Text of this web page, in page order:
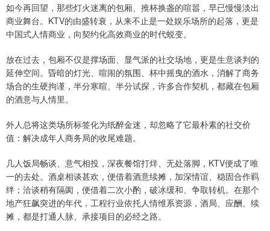
如今再回望，那些灯火迷离的包厢、推杯换盏的喧嚣，早已慢慢淡出
商业舞台。KTV的由盛转衰，从来不止是一处娱乐场所的起落，更是
中国式人情商业，向契约化高效商业的时代蜕变。
放在过去，包厢不仅是撑场面、显气派的社交场地，更是生意谈判的
延伸空间。昏暗的灯光、喧闹的氛围、杯中摇曳的酒水，消解了商务
场合的生硬拘谨，半分寒暄、半分试探，许多合作契机，都藏在包厢
的酒意与人情里。
外人总将这类场所标签化为纸醉金迷，却忽略了它最朴素的社交价
值：解决成年人商务局的收尾难题。
几人饭局畅谈、意气相投，深夜餐馆打烊、无处落脚，KTV便成了唯
一的去处。酒桌相谈甚欢，便借着酒意续摊，加深情谊、稳固合作羁
绊；洽谈稍有隔阂，便借着二次小酌，破冰缓和、争取转机。在那个
地产狂飙突进的年代，工程行业依托人情维系资源，酒局、应酬、续
摊，都是打通人脉、承接项目的必经之路。